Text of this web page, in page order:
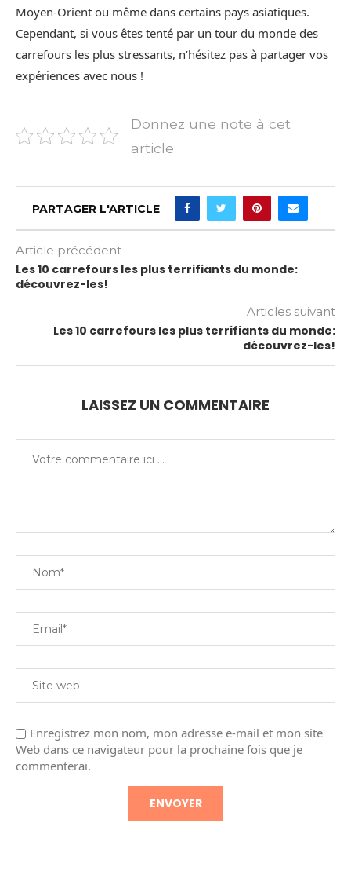
Moyen-Orient ou même dans certains pays asiatiques.
Cependant, si vous êtes tenté par un tour du monde des
carrefours les plus stressants, n’hésitez pas à partager vos
expériences avec nous !
Donnez une note à cet
article
PARTAGER L'ARTICLE
Article précédent
Les 10 carrefours les plus terrifiants du monde:
découvrez-les!
Articles suivant
Les 10 carrefours les plus terrifiants du monde:
découvrez-les!
LAISSEZ UN COMMENTAIRE
Enregistrez mon nom, mon adresse e-mail et mon site
Web dans ce navigateur pour la prochaine fois que je
commenterai.